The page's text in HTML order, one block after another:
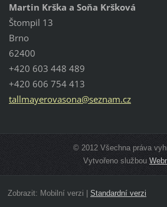
Martin Krška a Soňa Kršková
Štompil 13
Brno
62400
+420 603 448 489
+420 606 754 413
tallmayerovasona@seznam.cz
© 2012 Všechna práva
Vytvořeno službou
Zobrazit: Mobilní verzi Standardní verzi